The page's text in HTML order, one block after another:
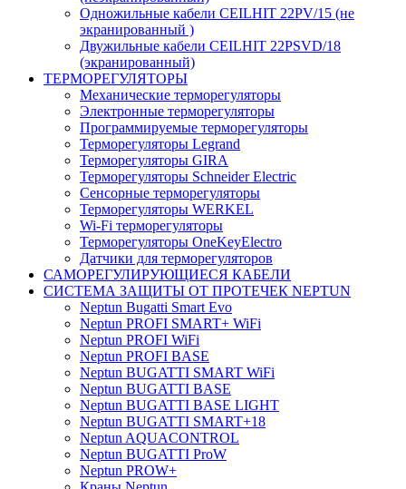
Одножильные кабели CEILHIT 22PV/15 (не
экранированный )
Двужильные кабели CEILHIT 22PSVD/18
(экранированный)
ТЕРМОРЕГУЛЯТОРЫ
Механические терморегуляторы
Электронные терморегуляторы
Программируемые терморегуляторы
Терморегуляторы Legrand
Терморегуляторы GIRA
Терморегуляторы Schneider Electric
Сенсорные терморегуляторы
Терморегуляторы WERKEL
Wi-Fi терморегуляторы
Терморегуляторы OneKeyElectro
Датчики для терморегуляторов
САМОРЕГУЛИРУЮЩИЕСЯ КАБЕЛИ
СИСТЕМА ЗАЩИТЫ ОТ ПРОТЕЧЕК NEPTUN
Neptun Bugatti Smart Evo
Neptun PROFI SMART+ WiFi
Neptun PROFI WiFi
Neptun PROFI BASE
Neptun BUGATTI SMART WiFi
Neptun BUGATTI BASE
Neptun BUGATTI BASE LIGHT
Neptun BUGATTI SMART+18
Neptun AQUACONTROL
Neptun BUGATTI ProW
Neptun PROW+